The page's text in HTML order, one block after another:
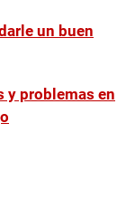
un buen
y problemas en